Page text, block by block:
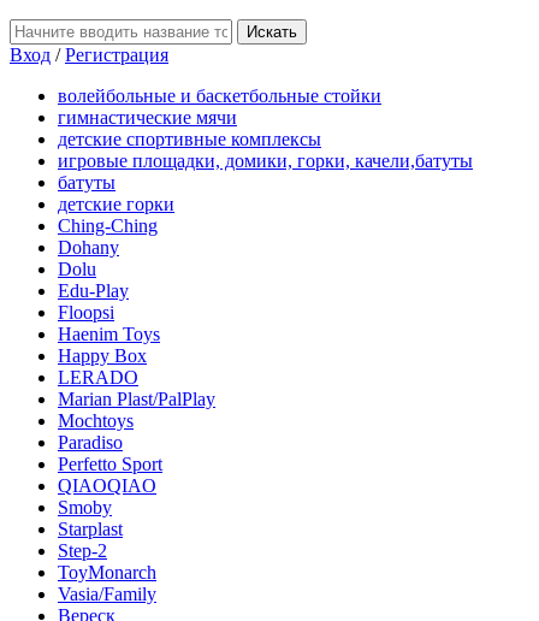
Вход /Регистрация
волейбольные и баскетбольные стойки
гимнастические мячи
детские спортивные комплексы
игровые площадки, домики, горки, качели,батуты
батуты
детские горки
Ching-Ching
Dohany
Dolu
Edu-Play
Floopsi
Haenim Toys
Happy Box
LERADO
Marian Plast/PalPlay
Mochtoys
Paradiso
Perfetto Sport
QIAOQIAO
Smoby
Starplast
Step-2
ToyMonarch
Vasia/Family
Вереск